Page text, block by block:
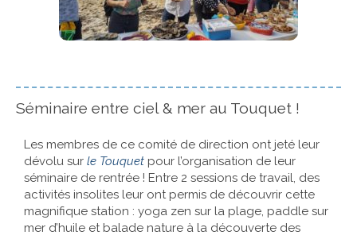
Séminaire entre ciel & mer au Touquet !
Les membres de ce comité de direction ont jeté leur
dévolu sur le Touquet pour l’organisation de leur
séminaire de rentrée ! Entre 2 sessions de travail, des
activités insolites leur ont permis de découvrir cette
magnifique station : yoga zen sur la plage, paddle sur
mer d’huile et balade nature à la découverte des